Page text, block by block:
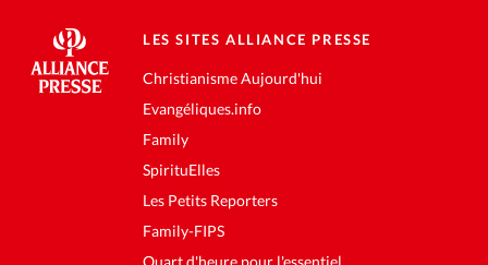
LES SITES ALLIANCE PRESSE
Christianisme Aujourd'hui
Evangéliques.info
Family
SpirituElles
Les Petits Reporters
Family-FIPS
Quart d'heure pour l'essentiel